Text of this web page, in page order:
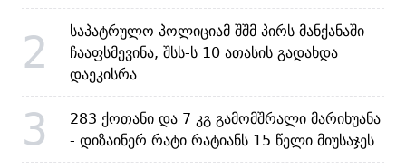
2
საპატრულო პოლიციამ შშმ პირს მანქანაში
ჩააფსმევინა, შსს-ს 10 ათასის გადახდა
დაეკისრა
3
283 ქოთანი და 7 კგ გამომშრალი მარიხუანა
- დიზაინერ რატი რატიანს 15 წელი მიუსაჯეს